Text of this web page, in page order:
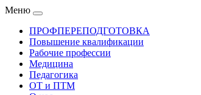
Меню
ПРОФПЕРЕПОДГОТОВКА
Повышение квалификации
Рабочие профессии
Медицина
Педагогика
ОТ и ПТМ